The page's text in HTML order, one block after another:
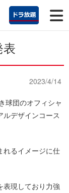
2023/4/14
球団のオフィシャ
ルデザインコース
れるイメージに仕
表現しており力強